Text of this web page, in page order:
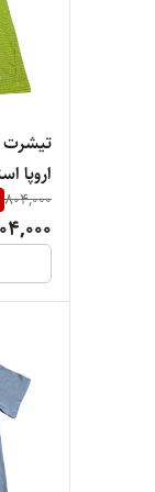
تیشرت
47» کد 1 | جنس پلی استر درجه‌یک
804,000